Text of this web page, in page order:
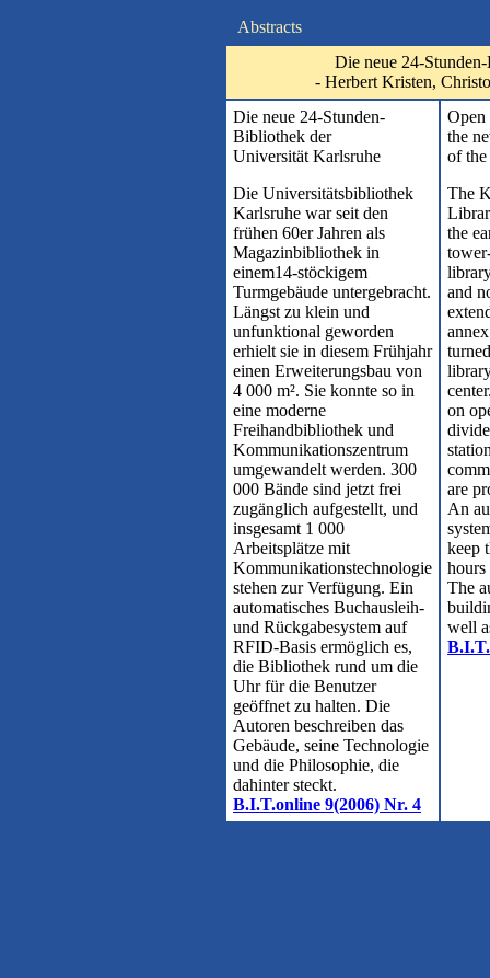
Abstracts
Die neue 24-
- Herbert Kristen,
Die neue 24-Stunden-
Bibliothek der
Universität Karlsruhe
Die Universitätsbibliothek
Karlsruhe war seit den
frühen 60er Jahren als
Magazinbibliothek in
einem14-stöckigem
Turmgebäude untergebracht.
Längst zu klein und
unfunktional geworden
erhielt sie in diesem Frühjahr
einen Erweiterungsbau von
4 000 m². Sie konnte so in
eine moderne
Freihandbibliothek und
Kommunikationszentrum
umgewandelt werden. 300
000 Bände sind jetzt frei
zugänglich aufgestellt, und
insgesamt 1 000
Arbeitsplätze mit
Kommunikationstechnologie
stehen zur Verfügung. Ein
automatisches Buchausleih-
und Rückgabesystem auf
RFID-Basis ermöglich es,
die Bibliothek rund um die
Uhr für die Benutzer
geöffnet zu halten. Die
Autoren beschreiben das
Gebäude, seine Technologie
und die Philosophie, die
dahinter steckt.
B.I.T.online 9(2006) Nr. 4
Open
the
of
The
the
and
on
are
An
keep
hours
The
well